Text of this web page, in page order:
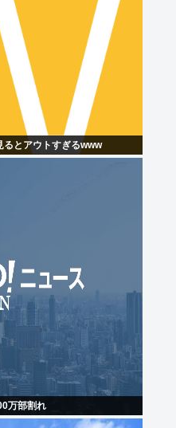
るとアウトすぎるwww
万部割れ